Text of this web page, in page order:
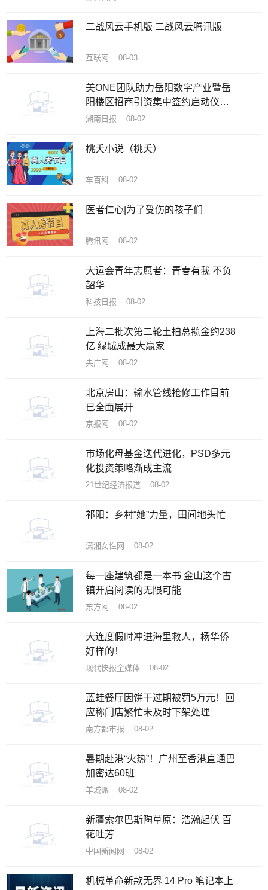
二战风云手机版 二战风云腾讯版
互联网 08-03
美ONE团队助力岳阳数字产业暨岳
阳楼区招商引资集中签约启动仪式
在洞庭在线数字产业园圆满举行
湖南日报 08-02
桃夭小说（桃夭）
车百科 08-02
医者仁心|为了受伤的孩子们
腾讯网 08-02
大运会青年志愿者：青春有我 不负
韶华
科技日报 08-02
上海二批次第二轮土拍总揽金约238
亿 绿城成最大赢家
央广网 08-02
北京房山：输水管线抢修工作目前
已全面展开
京报网 08-02
市场化母基金迭代进化，PSD多元
化投资策略渐成主流
21世纪经济报道 08-02
祁阳：乡村“她”力量，田间地头忙
潇湘女性网 08-02
每一座建筑都是一本书 金山这个古
镇开启阅读的无限可能
东方网 08-02
大连度假时冲进海里救人，杨华侨
好样的！
现代快报全媒体 08-02
蓝蛙餐厅因饼干过期被罚5万元！回
应称门店繁忙未及时下架处理
南方都市报 08-02
暑期赴港“火热”！广州至香港直通巴
加密达60班
羊城派 08-02
新疆索尔巴斯陶草原：浩瀚起伏 百
花吐芳
中国新闻网 08-02
机械革命新款无界 14 Pro 笔记本上